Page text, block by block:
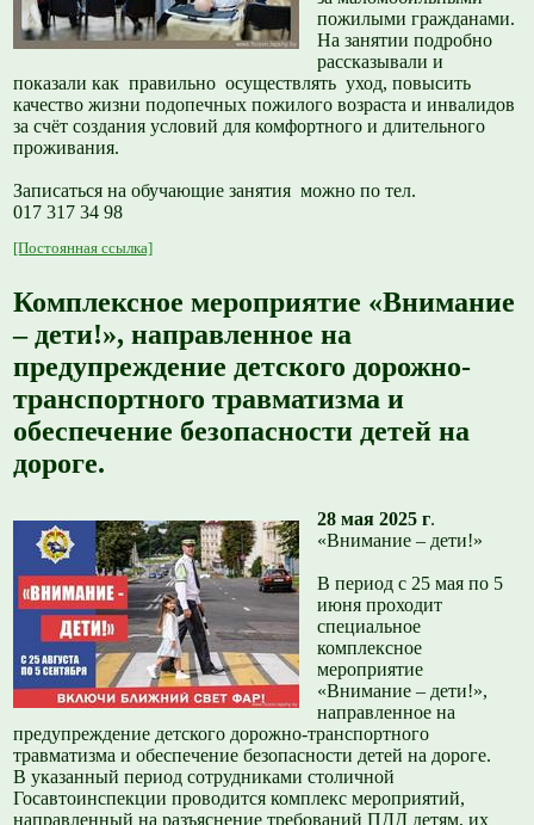
пожилыми гражданами.
На занятии подробно
рассказывали и
показали как правильно осуществлять уход, повысить
качество жизни подопечных пожилого возраста и инвалидов
за счёт создания условий для комфортного и длительного
проживания.
Записаться на обучающие занятия можно по тел.
017 317 34 98
[Постоянная ссылка]
Комплексное мероприятие «Внимание
– дети!», направленное на
предупреждение детского дорожно-
транспортного травматизма и
обеспечение безопасности детей на
дороге.
28 мая 2025 г.
«Внимание – дети!»
В период с 25 мая по 5
июня проходит
специальное
комплексное
мероприятие
«Внимание – дети!»,
направленное на
предупреждение детского дорожно-транспортного
травматизма и обеспечение безопасности детей на дороге.
В указанный период сотрудниками столичной
Госавтоинспекции проводится комплекс мероприятий,
направленный на разъяснение требований ПДД детям, их